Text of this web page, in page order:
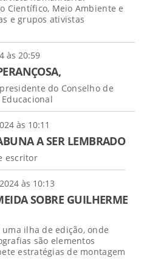
Científico, Meio Ambiente e
e grupos ativistas
às 20:59
do Conselho de
às 10:11
A SER LEMBRADO
escritor
às 10:13
SOBRE GUILHERME
ilha de edição, onde
são elementos
estratégias de montagem